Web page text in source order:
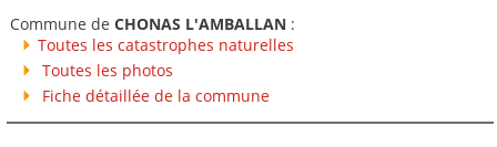
Commune de CHONAS L'AMBALLAN:
Toutes les catastrophes naturelles
Toutes les photos
Fiche détaillée de la commune